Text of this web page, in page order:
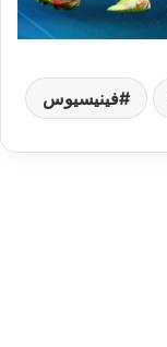
فينيسيوس